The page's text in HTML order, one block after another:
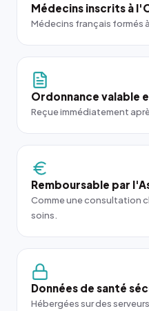
Médecins inscrits à
Médecins français formés
Ordonnance valable
Reçue immédiatement
Remboursable par
Comme une consultation
soins.
Données de santé
Hébergées sur des